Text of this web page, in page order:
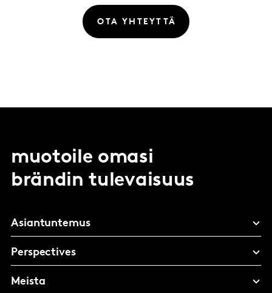
OTA YHTEYTTÄ
muotoile omasi
brändin tulevaisuus
Asiantuntemus
Perspectives
Meista